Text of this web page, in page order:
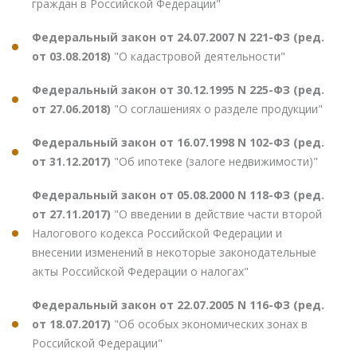
граждан в Российской Федерации"
Федеральный закон от 24.07.2007 N 221-ФЗ (ред.
от 03.08.2018) "О кадастровой деятельности"
Федеральный закон от 30.12.1995 N 225-ФЗ (ред.
от 27.06.2018) "О соглашениях о разделе продукции"
Федеральный закон от 16.07.1998 N 102-ФЗ (ред.
от 31.12.2017) "Об ипотеке (залоге недвижимости)"
Федеральный закон от 05.08.2000 N 118-ФЗ (ред.
от 27.11.2017) "О введении в действие части второй
Налогового кодекса Российской Федерации и
внесении изменений в некоторые законодательные
акты Российской Федерации о налогах"
Федеральный закон от 22.07.2005 N 116-ФЗ (ред.
от 18.07.2017) "Об особых экономических зонах в
Российской Федерации"